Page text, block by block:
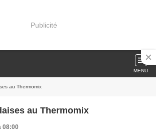
Publicité
MENU
au Thermomix
au Thermomix
08:00